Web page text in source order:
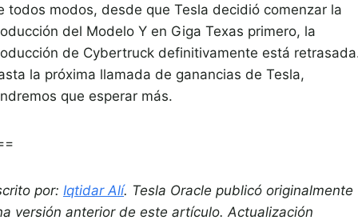
todos modos, desde que Tesla decidió comenzar la
del Modelo Y en Giga Texas primero, la
de Cybertruck definitivamente está
la próxima llamada de ganancias de Tesla,
que esperar más.
por: Iqtidar Alí. Tesla Oracle publicó originalmente
versión anterior de este artículo. Actualización